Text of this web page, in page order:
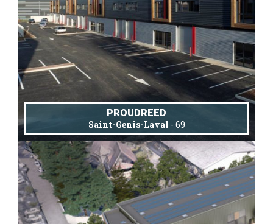
PROUDREED
Saint-Genis-Laval - 69